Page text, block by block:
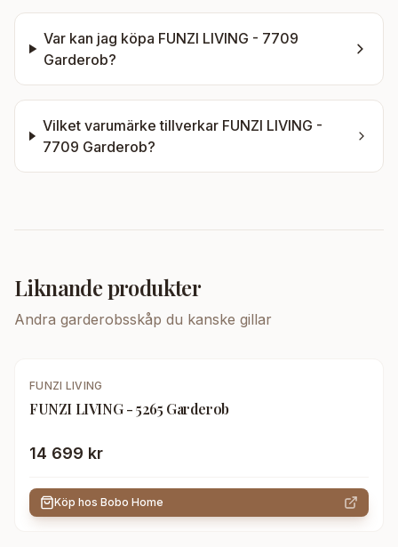
Var kan jag köpa FUNZI LIVING - 7709
Garderob?
Vilket varumärke tillverkar FUNZI LIVING -
7709 Garderob?
Liknande produkter
Andra garderobsskåp du kanske gillar
FUNZI LIVING
FUNZI LIVING - 5265 Garderob
14 699 kr
Köp hos Bobo Home